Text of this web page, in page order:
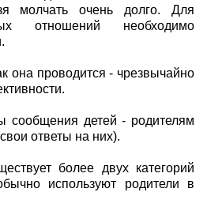
молчать очень долго. Для
отношений необходимо
она проводится - чрезвычайно
сообщения детей - родителям
ответы на них).
более двух категорий
используют родители в